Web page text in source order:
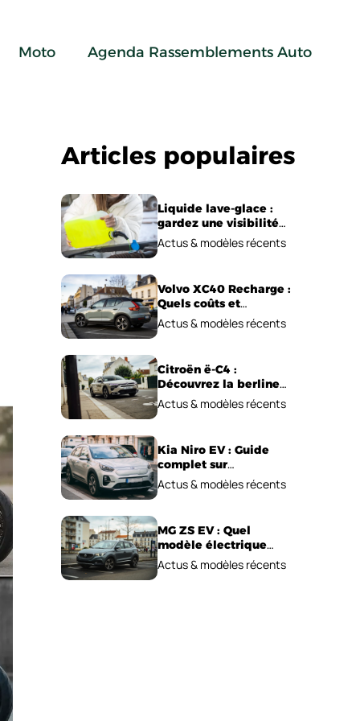
Moto Agenda Rassemblements Auto
Articles populaires
Liquide lave-glace :
gardez une visibilité
parfaite en voiture
Actus & modèles récents
Volvo XC40 Recharge :
Quels coûts et
performances
électriques ?
Actus & modèles récents
Citroën ë-C4 :
Découvrez la berline
électrique
emblématique!
Actus & modèles récents
Kia Niro EV : Guide
complet sur
l’autonomie et le prix !
Actus & modèles récents
MG ZS EV : Quel
modèle électrique
choisir pour 2026 ?
Actus & modèles récents